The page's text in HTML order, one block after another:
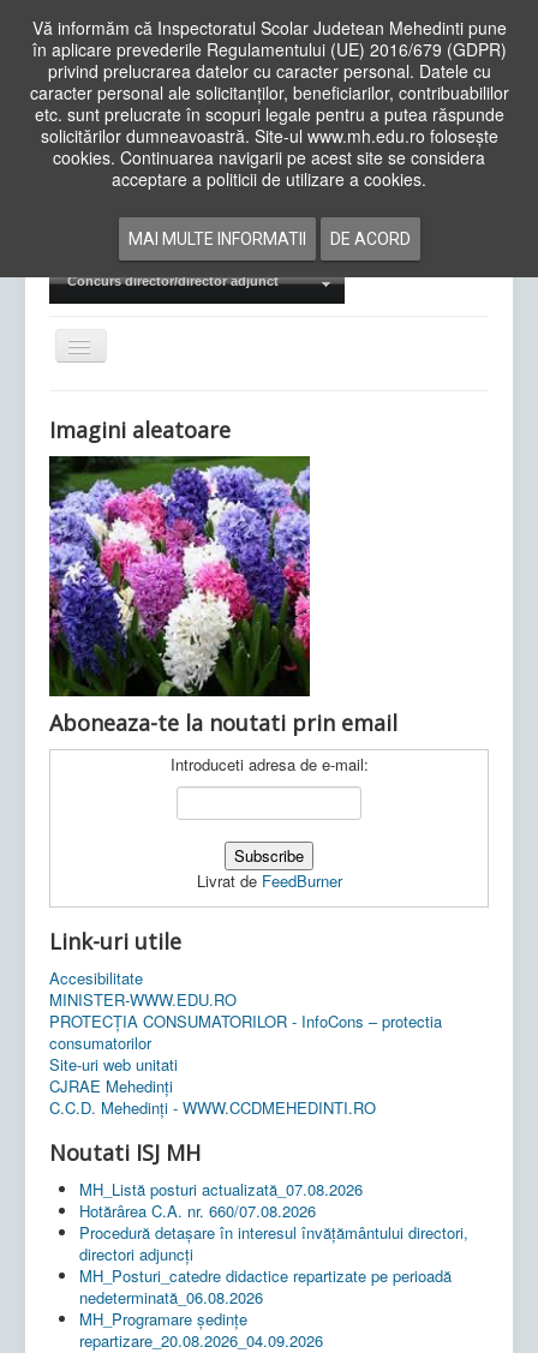
Vă informăm că Inspectoratul Scolar Judetean Mehedinti pune
în aplicare prevederile Regulamentului (UE) 2016/679 (GDPR)
privind prelucrarea datelor cu caracter personal. Datele cu
caracter personal ale solicitanților, beneficiarilor, contribuabililor
etc. sunt prelucrate în scopuri legale pentru a putea răspunde
solicitărilor dumneavoastră. Site-ul www.mh.edu.ro folosește
cookies. Continuarea navigarii pe acest site se considera
acceptare a politicii de utilizare a cookies.
MAI MULTE INFORMATII DE ACORD
Cauta
in
siteAcasa Cadre Didactice
Examene Naționale
Concurs director/director adjunct
Comută
navigarea
Ultimele articole: Vi, 04.11.2022 -
Județean Mehedinți
Imagini aleatoare
Aboneaza-te la noutati prin email
Introduceti adresa de e-mail:
Livrat de FeedBurner
Link-uri utile
Accesibilitate
MINISTER-WWW.EDU.RO
PROTECȚIA CONSUMATORILOR - InfoCons – protectia
consumatorilor
Site-uri web unitati
CJRAE Mehedinți
C.C.D. Mehedinţi - WWW.CCDMEHEDINTI.RO
Noutati ISJ MH
MH_Listă posturi actualizată_07.08.2026
Hotărârea C.A. nr. 660/07.08.2026
Procedură detașare în interesul învățământului directori,
directori adjuncți
MH_Posturi_catedre didactice repartizate pe perioadă
nedeterminată_06.08.2026
MH_Programare ședințe
repartizare_20.08.2026_04.09.2026